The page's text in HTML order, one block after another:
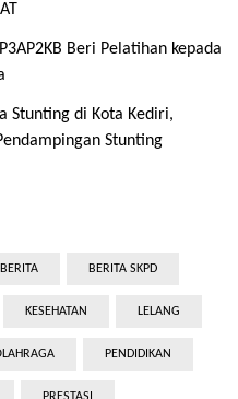
Beri Pelatihan kepada
Stunting di Kota Kediri,
Stunting
BERITA BERITA SKPD
KESEHATAN LELANG
PENDIDIKAN